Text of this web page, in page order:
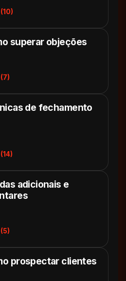
superar objeções
de fechamento
adicionais e
prospectar clientes